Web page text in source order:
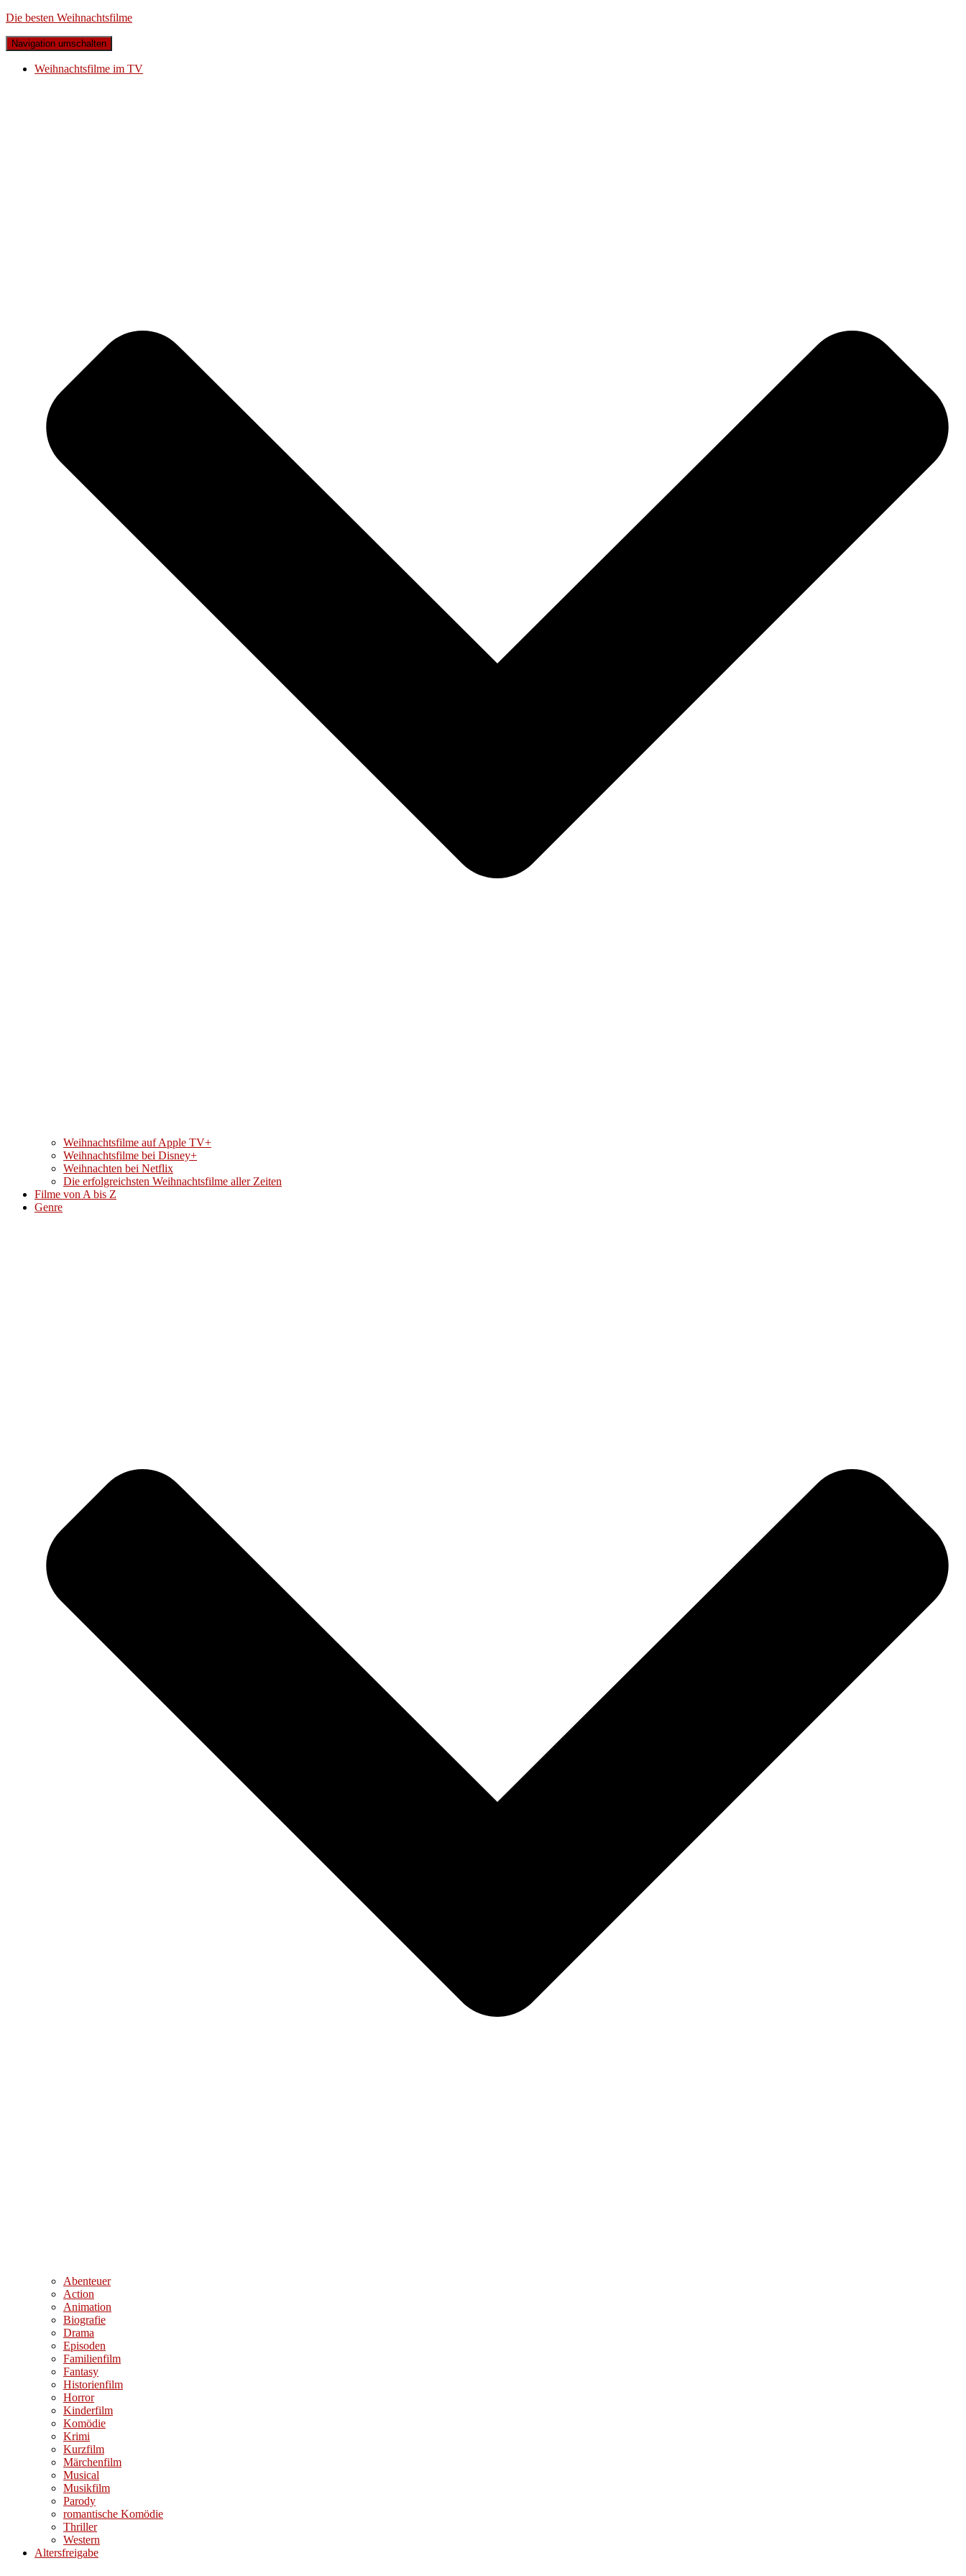
Die besten Weihnachtsfilme
Navigation umschalten
Weihnachtsfilme im TV
Weihnachtsfilme auf Apple TV+
Weihnachtsfilme bei Disney+
Weihnachten bei Netflix
Die erfolgreichsten Weihnachtsfilme aller Zeiten
Filme von A bis Z
Genre
Abenteuer
Action
Animation
Biografie
Drama
Episoden
Familienfilm
Fantasy
Historienfilm
Horror
Kinderfilm
Komödie
Krimi
Kurzfilm
Märchenfilm
Musical
Musikfilm
Parody
romantische Komödie
Thriller
Western
Altersfreigabe